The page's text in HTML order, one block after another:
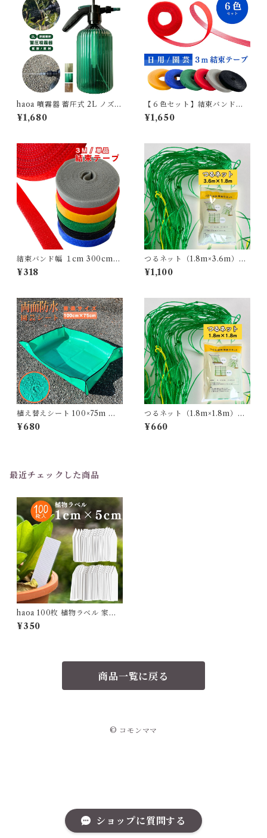
ショップに質問する
haoa 噴霧器 蓄圧式 2L ノズル
手動 連続噴霧 電源不要 直射噴
霧 拡散噴霧 霧吹き 水やり 洗
¥1,680
【６色セット】結束バンド幅
１cm 300cm巻き (ブラック/
グリーン/レッド/イエロー/ブ
¥1,650
結束バンド幅 １cm 300cm巻
き テープ マジックテープ バリ
バリ (ブラック/グリーン/レッ
¥318
つるネット（1.8m×3.6m）園
芸家庭菜園 野菜や花の誘引に
¥1,100
植え替えシート 100×75m 園
芸・家庭菜園で土のこぼれ落
ちを防止
¥680
つるネット（1.8m×1.8m）園
芸家庭菜園 野菜や花の誘引に
¥660
最近チェックした商品
haoa 100枚 植物ラベル 家庭
菜園 防水 園芸用ラベル 園芸ラ
ベル 盆栽ラベル 花ラベル 可愛
¥350
商品一覧に戻る
© コモンママ